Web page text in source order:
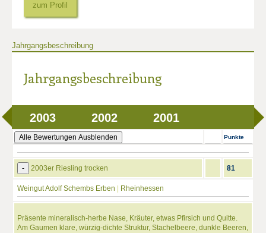
zum Profil
Jahrgangsbeschreibung
Jahrgangsbeschreibung
2003 2002 2001
Alle Bewertungen Ausblenden Punkte
- 2003er Riesling trocken 81
Weingut Adolf Schembs Erben Rheinhessen
Präsente mineralisch-herbe Nase, Kräuter, etwas Pfirsich und Quitte.
Am Gaumen klare, würzig-dichte Struktur, Stachelbeere, dunkle Beeren,